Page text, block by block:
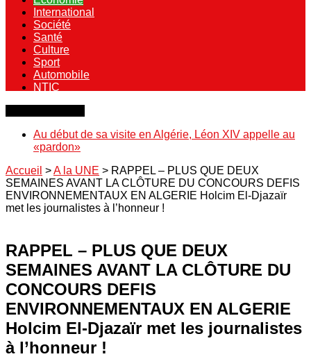
International
Société
Santé
Culture
Sport
Automobile
NTIC
Au début de sa visite en Algérie, Léon XIV appelle au
«pardon»
Accueil >A la UNE > RAPPEL – PLUS QUE DEUX
SEMAINES AVANT LA CLÔTURE DU CONCOURS DEFIS
ENVIRONNEMENTAUX EN ALGERIE Holcim El-Djazaïr
met les journalistes à l’honneur !
RAPPEL – PLUS QUE DEUX
SEMAINES AVANT LA CLÔTURE DU
CONCOURS DEFIS
ENVIRONNEMENTAUX EN ALGERIE
Holcim El-Djazaïr met les journalistes
à l’honneur !